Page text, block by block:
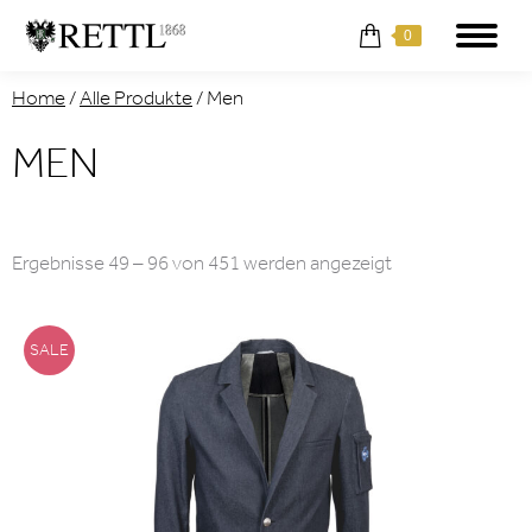
0
Home/Alle Produkte/ Men
MEN
Ergebnisse 49 – 96 von 451 werden angezeigtNach
SALE